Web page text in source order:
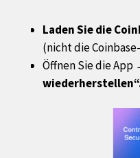
Laden Sie die
(nicht die
Öffnen Sie die